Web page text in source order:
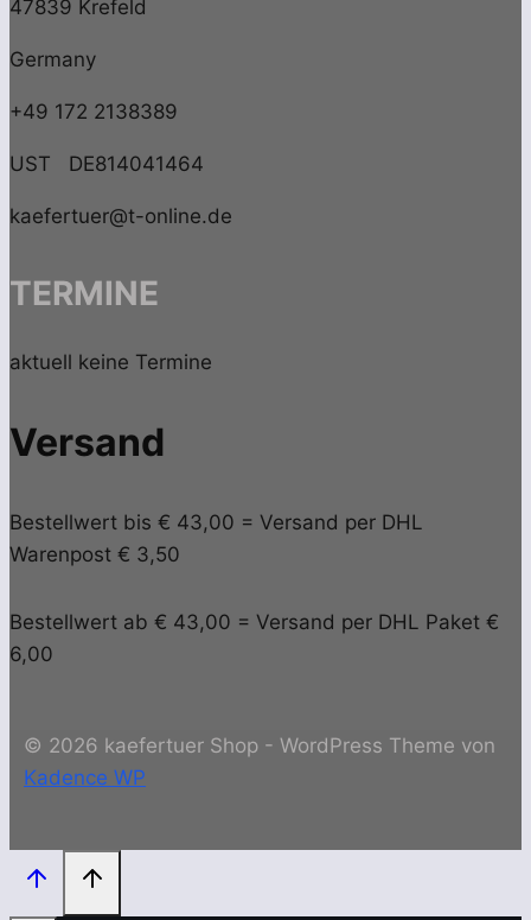
47839 Krefeld
Germany
+49 172 2138389
UST DE814041464
kaefertuer@t-online.de
TERMINE
aktuell keine Termine
Versand
Bestellwert bis € 43,00 = Versand per DHL
Warenpost € 3,50
Bestellwert ab € 43,00 = Versand per DHL Paket €
6,00
© 2026 kaefertuer Shop - WordPress Theme von
Kadence WP